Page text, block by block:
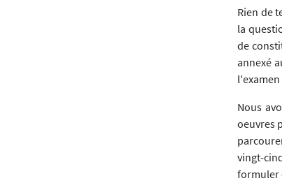
Rien de
la
de
annexé
Nous
oeuvres
vingt-
formuler